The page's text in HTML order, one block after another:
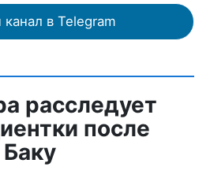
в Telegram
расследует
после